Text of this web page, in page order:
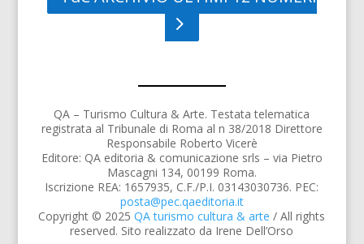
QA – Turismo Cultura & Arte. Testata telematica
registrata al Tribunale di Roma al n 38/2018 Direttore
Responsabile Roberto Vicerè
Editore: QA editoria & comunicazione srls – via Pietro
Mascagni 134, 00199 Roma.
Iscrizione REA: 1657935, C.F./P.I. 03143030736. PEC:
posta@pec.qaeditoria.it
Copyright © 2025QA turismo cultura & arte / All rights
reserved. Sito realizzato da Irene Dell’Orso